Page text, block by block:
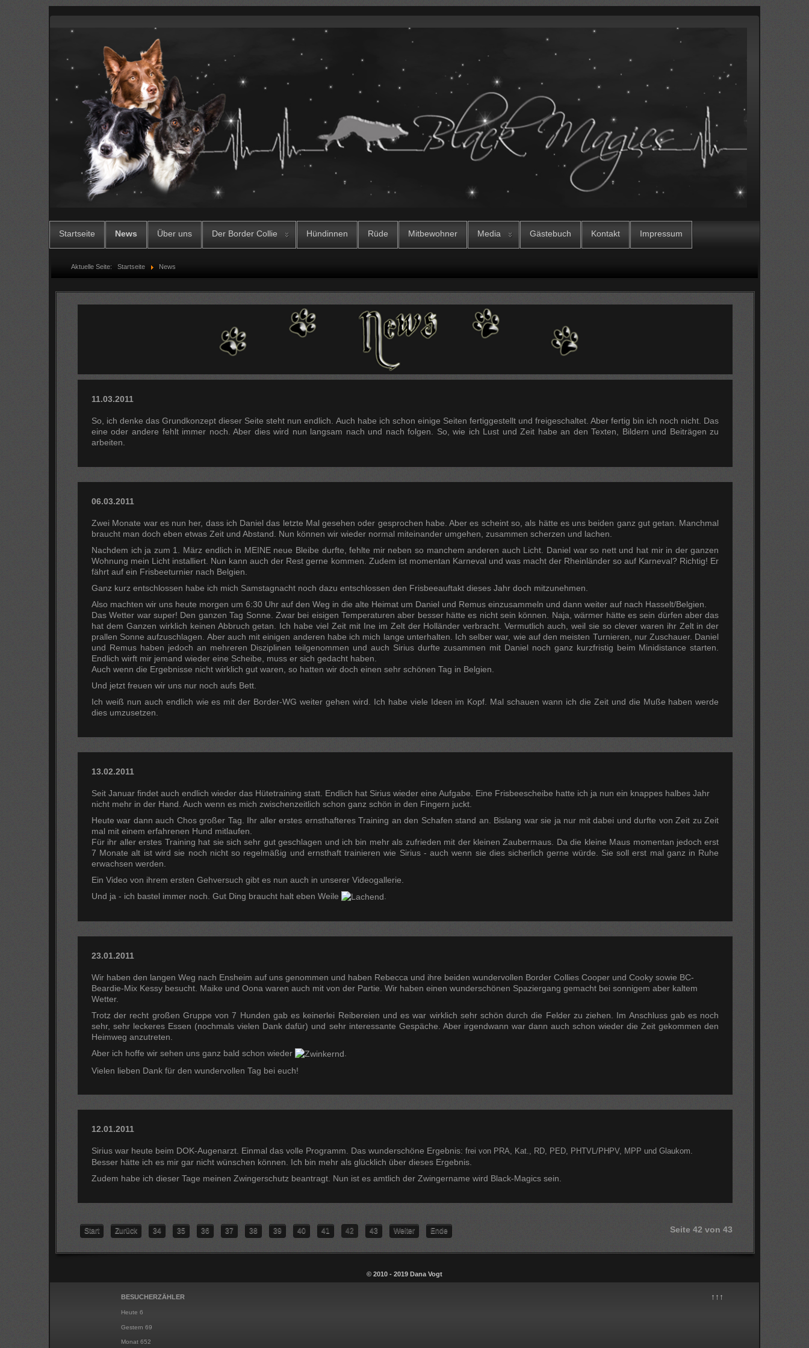
Startseite News Über uns Der Border Collie Hündinnen Rüde Mitbewohner Media Gästebuch Kontakt Impressum
Aktuelle Seite:Startseite News
11.03.2011
So, ich denke das Grundkonzept dieser Seite steht nun endlich. Auch habe ich schon einige Seiten fertiggestellt und freigeschaltet. Aber fertig bin ich noch nicht. Das
eine oder andere fehlt immer noch. Aber dies wird nun langsam nach und nach folgen. So, wie ich Lust und Zeit habe an den Texten, Bildern und Beiträgen zu
arbeiten.
06.03.2011
Zwei Monate war es nun her, dass ich Daniel das letzte Mal gesehen oder gesprochen habe. Aber es scheint so, als hätte es uns beiden ganz gut getan. Manchmal
braucht man doch eben etwas Zeit und Abstand. Nun können wir wieder normal miteinander umgehen, zusammen scherzen und lachen.
Nachdem ich ja zum 1. März endlich in MEINE neue Bleibe durfte, fehlte mir neben so manchem anderen auch Licht. Daniel war so nett und hat mir in der ganzen
Wohnung mein Licht installiert. Nun kann auch der Rest gerne kommen. Zudem ist momentan Karneval und was macht der Rheinländer so auf Karneval? Richtig! Er
fährt auf ein Frisbeeturnier nach Belgien.
Ganz kurz entschlossen habe ich mich Samstagnacht noch dazu entschlossen den Frisbeeauftakt dieses Jahr doch mitzunehmen.
Also machten wir uns heute morgen um 6:30 Uhr auf den Weg in die alte Heimat um Daniel und Remus einzusammeln und dann weiter auf nach Hasselt/Belgien.
Das Wetter war super! Den ganzen Tag Sonne. Zwar bei eisigen Temperaturen aber besser hätte es nicht sein können. Naja, wärmer hätte es sein dürfen aber das
hat dem Ganzen wirklich keinen Abbruch getan. Ich habe viel Zeit mit Ine im Zelt der Holländer verbracht. Vermutlich auch, weil sie so clever waren ihr Zelt in der
prallen Sonne aufzuschlagen. Aber auch mit einigen anderen habe ich mich lange unterhalten. Ich selber war, wie auf den meisten Turnieren, nur Zuschauer. Daniel
und Remus haben jedoch an mehreren Disziplinen teilgenommen und auch Sirius durfte zusammen mit Daniel noch ganz kurzfristig beim Minidistance starten.
Endlich wirft mir jemand wieder eine Scheibe, muss er sich gedacht haben.
Auch wenn die Ergebnisse nicht wirklich gut waren, so hatten wir doch einen sehr schönen Tag in Belgien.
Und jetzt freuen wir uns nur noch aufs Bett.
Ich weiß nun auch endlich wie es mit der Border-WG weiter gehen wird. Ich habe viele Ideen im Kopf. Mal schauen wann ich die Zeit und die Muße haben werde
dies umzusetzen.
13.02.2011
Seit Januar findet auch endlich wieder das Hütetraining statt. Endlich hat Sirius wieder eine Aufgabe. Eine Frisbeescheibe hatte ich ja nun ein knappes halbes Jahr
nicht mehr in der Hand. Auch wenn es mich zwischenzeitlich schon ganz schön in den Fingern juckt.
Heute war dann auch Chos großer Tag. Ihr aller erstes ernsthafteres Training an den Schafen stand an. Bislang war sie ja nur mit dabei und durfte von Zeit zu Zeit
mal mit einem erfahrenen Hund mitlaufen.
Für ihr aller erstes Training hat sie sich sehr gut geschlagen und ich bin mehr als zufrieden mit der kleinen Zaubermaus. Da die kleine Maus momentan jedoch erst
7 Monate alt ist wird sie noch nicht so regelmäßig und ernsthaft trainieren wie Sirius - auch wenn sie dies sicherlich gerne würde. Sie soll erst mal ganz in Ruhe
erwachsen werden.
Ein Video von ihrem ersten Gehversuch gibt es nun auch in unserer Videogallerie.
Und ja - ich bastel immer noch. Gut Ding braucht halt eben Weile
23.01.2011
Wir haben den langen Weg nach Ensheim auf uns genommen und haben Rebecca und ihre beiden wundervollen Border Collies Cooper und Cooky sowie BC-
Beardie-Mix Kessy besucht. Maike und Oona waren auch mit von der Partie. Wir haben einen wunderschönen Spaziergang gemacht bei sonnigem aber kaltem
Wetter.
Trotz der recht großen Gruppe von 7 Hunden gab es keinerlei Reibereien und es war wirklich sehr schön durch die Felder zu ziehen. Im Anschluss gab es noch
sehr, sehr leckeres Essen (nochmals vielen Dank dafür) und sehr interessante Gespäche. Aber irgendwann war dann auch schon wieder die Zeit gekommen den
Heimweg anzutreten.
Aber ich hoffe wir sehen uns ganz bald schon wieder
Vielen lieben Dank für den wundervollen Tag bei euch!
12.01.2011
Sirius war heute beim DOK-Augenarzt. Einmal das volle Programm. Das wunderschöne Ergebnis: frei von PRA, Kat., RD, PED, PHTVL/PHPV, MPP und Glaukom.
Besser hätte ich es mir gar nicht wünschen können. Ich bin mehr als glücklich über dieses Ergebnis.
Zudem habe ich dieser Tage meinen Zwingerschutz beantragt. Nun ist es amtlich der Zwingername wird Black-Magics sein.
Seite 42 von 43
Start Zurück 34 35 36 37 38 39 40 41 42 43 Weiter Ende
© 2010 - 2019 Dana Vogt
↑↑↑
BESUCHERZÄHLER
Heute 6
Gestern 69
Monat 652